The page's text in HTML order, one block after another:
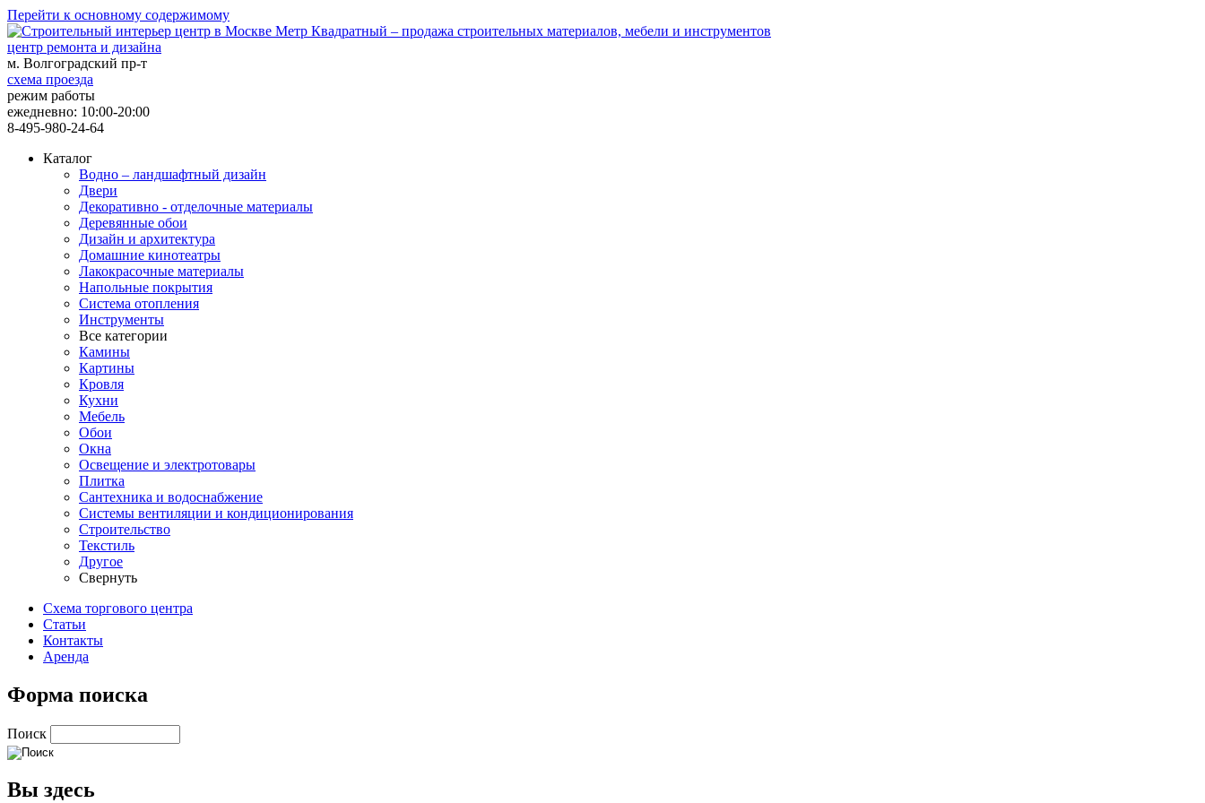
Перейти к основному содержимому
центр ремонта и дизайна
м. Волгоградский пр-т
схема проезда
режим работы
ежедневно: 10:00-20:00
8-495-980-24-64
Каталог
Водно – ландшафтный дизайн
Двери
Декоративно - отделочные материалы
Деревянные обои
Дизайн и архитектура
Домашние кинотеатры
Лакокрасочные материалы
Напольные покрытия
Система отопления
Инструменты
Все категории
Камины
Картины
Кровля
Кухни
Мебель
Обои
Окна
Освещение и электротовары
Плитка
Сантехника и водоснабжение
Системы вентиляции и кондиционирования
Строительство
Текстиль
Другое
Свернуть
Схема торгового центра
Статьи
Контакты
Аренда
Форма поиска
Поиск
Вы здесь